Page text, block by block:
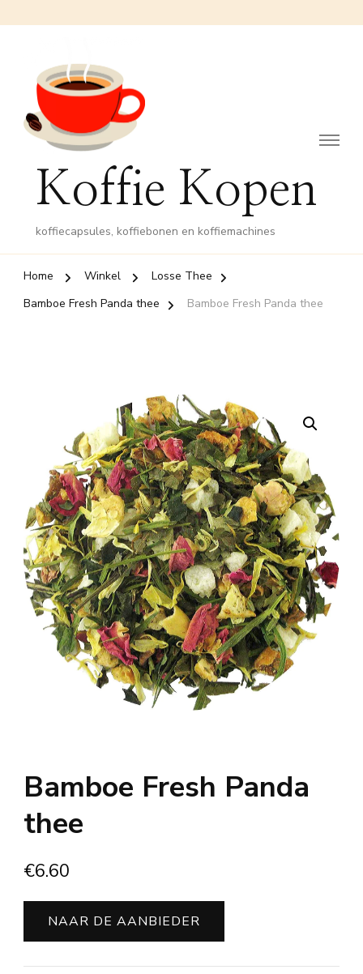
Koffie Kopen
koffiecapsules, koffiebonen en koffiemachines
Home Winkel
Losse Thee
Bamboe Fresh Panda thee
Bamboe Fresh Panda thee
Bamboe Fresh Panda
thee
€6.60
NAAR DE AANBIEDER